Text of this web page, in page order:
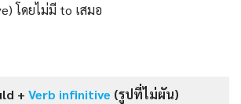
โดยไม่มี to เสมอ
+ Verb infinitive (รูปที่ไม่ผัน)